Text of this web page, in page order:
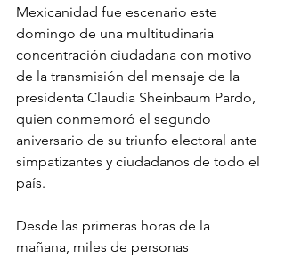
Mexicanidad fue escenario este
domingo de una multitudinaria
concentración ciudadana con motivo
de la transmisión del mensaje de la
presidenta Claudia Sheinbaum Pardo,
quien conmemoró el segundo
aniversario de su triunfo electoral ante
simpatizantes y ciudadanos de todo el
país.
Desde las primeras horas de la
mañana, miles de personas